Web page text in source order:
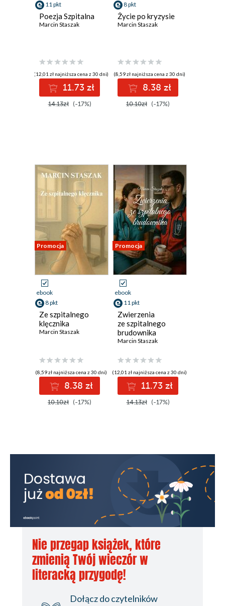
11 pkt
Poezja Szpitalna
Marcin Staszak
(12,01 zł najniższa cena z 30 dni)
11.73 zł
14.13zł (-17%)
8 pkt
Życie po kryzysie
Marcin Staszak
(8,59 zł najniższa cena z 30 dni)
8.38 zł
10.10zł (-17%)
Promocja
ebook
8 pkt
Ze szpitalnego
klęcznika
Marcin Staszak
(8,59 zł najniższa cena z 30 dni)
8.38 zł
10.10zł (-17%)
Promocja
ebook
11 pkt
Zwierzenia
ze szpitalnego
brudownika
Marcin Staszak
(12,01 zł najniższa cena z 30 dni)
11.73 zł
14.13zł (-17%)
Nie przegap książek, które
zmienią Twój wieczór w
literacką przygodę!
Dołącz do czytelników